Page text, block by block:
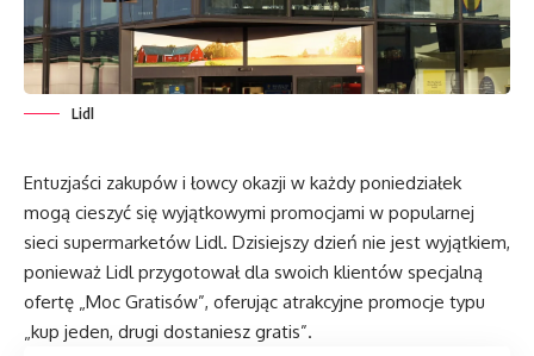
Lidl
Entuzjaści zakupów i łowcy okazji w każdy poniedziałek
mogą cieszyć się wyjątkowymi promocjami w popularnej
sieci supermarketów Lidl. Dzisiejszy dzień nie jest wyjątkiem,
ponieważ Lidl przygotował dla swoich klientów specjalną
ofertę „Moc Gratisów”, oferując atrakcyjne promocje typu
„kup jeden, drugi dostaniesz gratis”.